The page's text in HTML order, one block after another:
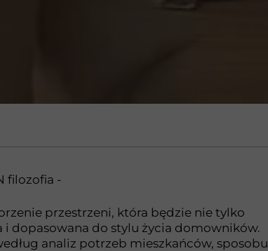
filozofia -
przestrzeni, która będzie nie tylko
dopasowana do stylu życia domowników.
analiz potrzeb mieszkańców, sposobu